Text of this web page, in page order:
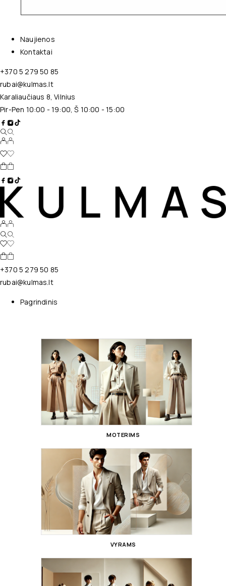
Naujienos
Kontaktai
+370 5 279 50 85
rubai@kulmas.lt
Karaliaučiaus 8, Vilnius
Pir-Pen 10:00 - 19:00, Š 10:00 - 15:00
+370 5 279 50 85
rubai@kulmas.lt
Pagrindinis
MOTERIMS
VYRAMS